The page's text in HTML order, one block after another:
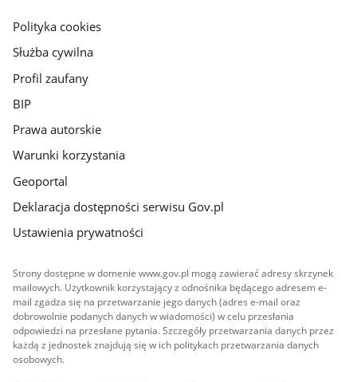
gov.pl
Polityka cookies
Służba cywilna
Profil zaufany
BIP
Prawa autorskie
Warunki korzystania
Geoportal
Deklaracja dostępności serwisu Gov.pl
Ustawienia prywatności
Strony dostępne w domenie www.gov.pl mogą zawierać adresy skrzynek
mailowych. Użytkownik korzystający z odnośnika będącego adresem e-
mail zgadza się na przetwarzanie jego danych (adres e-mail oraz
dobrowolnie podanych danych w wiadomości) w celu przesłania
odpowiedzi na przesłane pytania. Szczegóły przetwarzania danych przez
każdą z jednostek znajdują się w ich politykach przetwarzania danych
osobowych.